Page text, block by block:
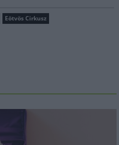
Eötvös Cirkusz